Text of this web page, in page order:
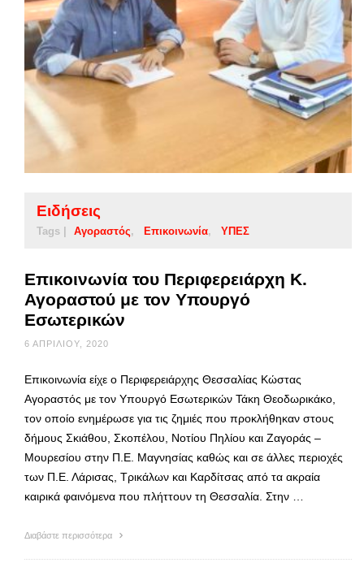
Ειδήσεις
Tags | Αγοραστός Επικοινωνία ΥΠΕΣ
Επικοινωνία του Περιφερειάρχη Κ.
Αγοραστού με τον Υπουργό
Εσωτερικών
6 ΑΠΡΙΛΊΟΥ, 2020
Επικοινωνία είχε ο Περιφερειάρχης Θεσσαλίας Κώστας
Αγοραστός με τον Υπουργό Εσωτερικών Τάκη Θεοδωρικάκο,
τον οποίο ενημέρωσε για τις ζημιές που προκλήθηκαν στους
δήμους Σκιάθου, Σκοπέλου, Νοτίου Πηλίου και Ζαγοράς –
Μουρεσίου στην Π.Ε. Μαγνησίας καθώς και σε άλλες περιοχές
των Π.Ε. Λάρισας, Τρικάλων και Καρδίτσας από τα ακραία
καιρικά φαινόμενα που πλήττουν τη Θεσσαλία. Στην …
Διαβάστε περισσότερα